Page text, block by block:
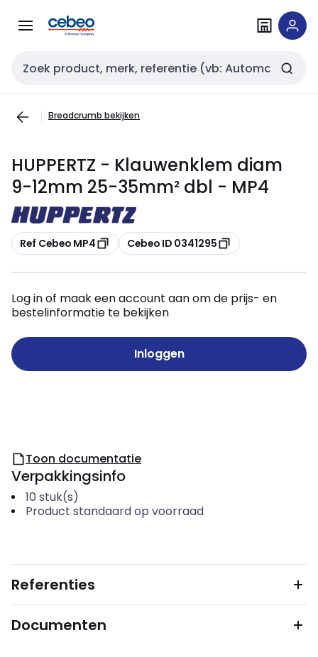
naar
naar
Zoekveld invoer
Breadcrumb bekijken
HUPPERTZ - Klauwenklem diam
9-12mm 25-35mm² dbl - MP4
Kopiëren
Ref Cebeo MP4 Kopiëren
Cebeo ID 0341295
Log in of maak een account aan om de prijs- en
bestelinformatie te bekijken
Inloggen
Toon documentatie
Verpakkingsinfo
10 stuk(s)
Product standaard op voorraad
Referenties
Documenten